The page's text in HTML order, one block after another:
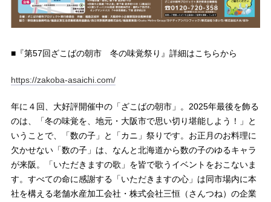
■『第57回ざこばの朝市 冬の味覚祭り』詳細はこちらから
https://zakoba-asaichi.com/
年に４回、大好評開催中の「ざこばの朝市」。2025年最後を飾る
のは、「冬の味覚を、地元・大阪市で思い切り堪能しよう！」と
いうことで、「数の子」と「カニ」祭りです。お正月のお料理に
欠かせない「数の子」は、なんと北海道から数の子のゆるキャラ
が来阪。「いただきますの歌」を皆で歌うイベントをおこないま
す。すべての命に感謝する「いただきますの心」は同市場内に本
社を構える老舗水産加工会社・株式会社三恒（さんつね）の企業